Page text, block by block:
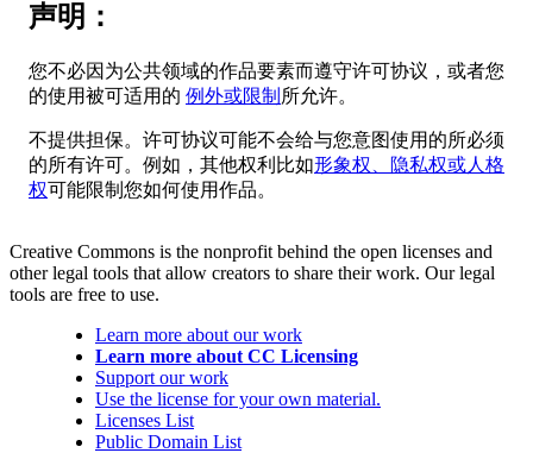
声明：
您不必因为公共领域的作品要素而遵守许可协议，或者您
的使用被可适用的 例外或限制 所允许。
不提供担保。许可协议可能不会给与您意图使用的所必须
的所有许可。例如，其他权利比如形象权、隐私权或人格
权可能限制您如何使用作品。
Creative Commons is the nonprofit behind the open licenses and
other legal tools that allow creators to share their work. Our legal
tools are free to use.
Learn more about our work
Learn more about CC Licensing
Support our work
Use the license for your own material.
Licenses List
Public Domain List